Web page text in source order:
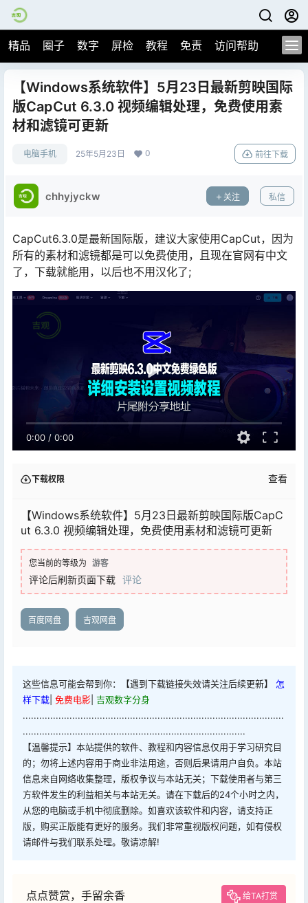
精品 圈子 数字 屏检 教程 免责 访问帮助
【Windows系统软件】5月23日最新剪映国际
版CapCut 6.3.0 视频编辑处理，免费使用素
材和滤镜可更新
电脑手机 25年5月23日 0 前往下载
chhyjyckw 关注 私信
CapCut6.3.0是最新国际版，建议大家使用CapCut，因为
所有的素材和滤镜都是可以免费使用，且现在官网有中文
了，下载就能用，以后也不用汉化了;
0:00 / 0:00
下载权限 查看
【Windows系统软件】5月23日最新剪映国际版CapC
ut 6.3.0 视频编辑处理，免费使用素材和滤镜可更新
您当前的等级为 游客
评论后刷新页面下载 评论
百度网盘 吉观网盘
这些信息可能会帮到你：【遇到下载链接失效请关注后续更新】 怎
样下载 免费电影 吉观数字分身
...............................................................................................
.................................................................................
【温馨提示】本站提供的软件、教程和内容信息仅用于学习研究目
的；勿将上述内容用于商业非法用途，否则后果请用户自负。本站
信息来自网络收集整理，版权争议与本站无关；下载使用者与第三
方软件发生的利益相关与本站无关。请在下载后的24个小时之内，
从您的电脑或手机中彻底删除。如喜欢该软件和内容，请支持正
版，购买正版能有更好的服务。我们非常重视版权问题，如有侵权
请邮件与我们联系处理。敬请凉解!
点点赞赏，手留余香 给TA打赏